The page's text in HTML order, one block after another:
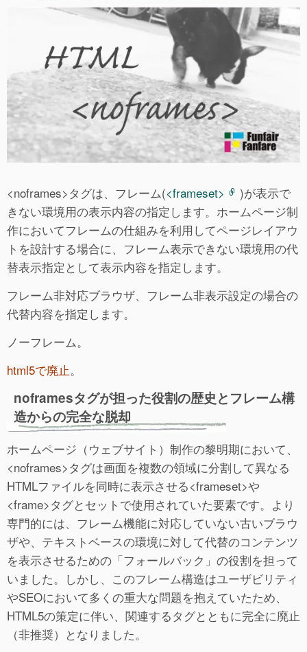
<noframes>タグは、フレーム(<frameset>
)が表示で
きない環境用の表示内容の指定します。ホームページ制
作においてフレームの仕組みを利用してページレイアウ
トを設計する場合に、フレーム表示できない環境用の代
替表示指定として表示内容を指定します。
フレーム非対応ブラウザ、フレーム非表示設定の場合の
代替内容を指定します。
ノーフレーム。
html5で廃止。
noframesタグが担った役割の歴史とフレーム構
造からの完全な脱却
ホームページ（ウェブサイト）制作の黎明期において、
<noframes>タグは画面を複数の領域に分割して異なる
HTMLファイルを同時に表示させる<frameset>や
<frame>タグとセットで使用されていた要素です。より
専門的には、フレーム機能に対応していない古いブラウ
ザや、テキストベースの環境に対して代替のコンテンツ
を表示させるための「フォールバック」の役割を担って
いました。しかし、このフレーム構造はユーザビリティ
やSEOにおいて多くの重大な問題を抱えていたため、
HTML5の策定に伴い、関連するタグとともに完全に廃止
（非推奨）となりました。